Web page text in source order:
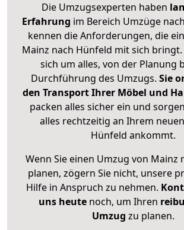
Die Umzugsexperten haben
Erfahrung im Bereich Umzüge
kennen die Anforderungen, die
Mainz nach Hünfeld mit sich
sich um alles, von der Planung
Durchführung des Umzugs. Sie
den Transport Ihrer Möbel und
packen alles sicher ein und
alles rechtzeitig an Ihrem
Hünfeld ankommt.
Wenn Sie einen Umzug von Mainz
planen, zögern Sie nicht, unsere
Hilfe in Anspruch zu nehmen.
uns heutenoch, um Ihren
Umzug zu planen.